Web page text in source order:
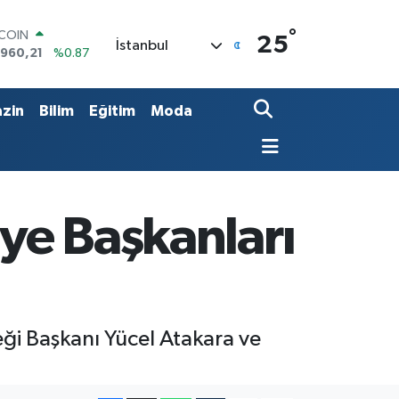
%0.87
%0.18
ALTIN
%-14
İstanbul 25°
Bilim Eğitim Moda
Başkanları
Başkanı Yücel Atakara ve